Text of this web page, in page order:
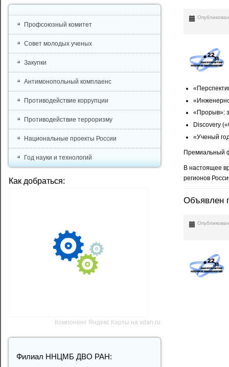
«Прорыв»:
Discovery
«Ученый
Премиальный
В настоящее
регионов
Объявлен
Профсоюзный комитет
Совет молодых ученых
Закупки
Антимонопольный комплаенс
Противодействие коррупции
Противодействие терроризму
Национальные проекты России
Год науки и технологий
Как добраться:
Компонент Яндекс Карты на xdan.ru
Филиал ННЦМБ ДВО РАН: